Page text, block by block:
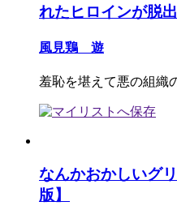
れたヒロインが脱
風見鶏 遊
羞恥を堪えて悪の組織
なんかおかしいグ
版】